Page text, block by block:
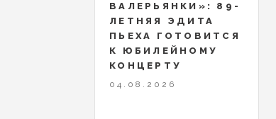
ВАЛЕРЬЯНКИ»: 89-
ЛЕТНЯЯ ЭДИТА
ПЬЕХА ГОТОВИТСЯ
К ЮБИЛЕЙНОМУ
КОНЦЕРТУ
04.08.2026